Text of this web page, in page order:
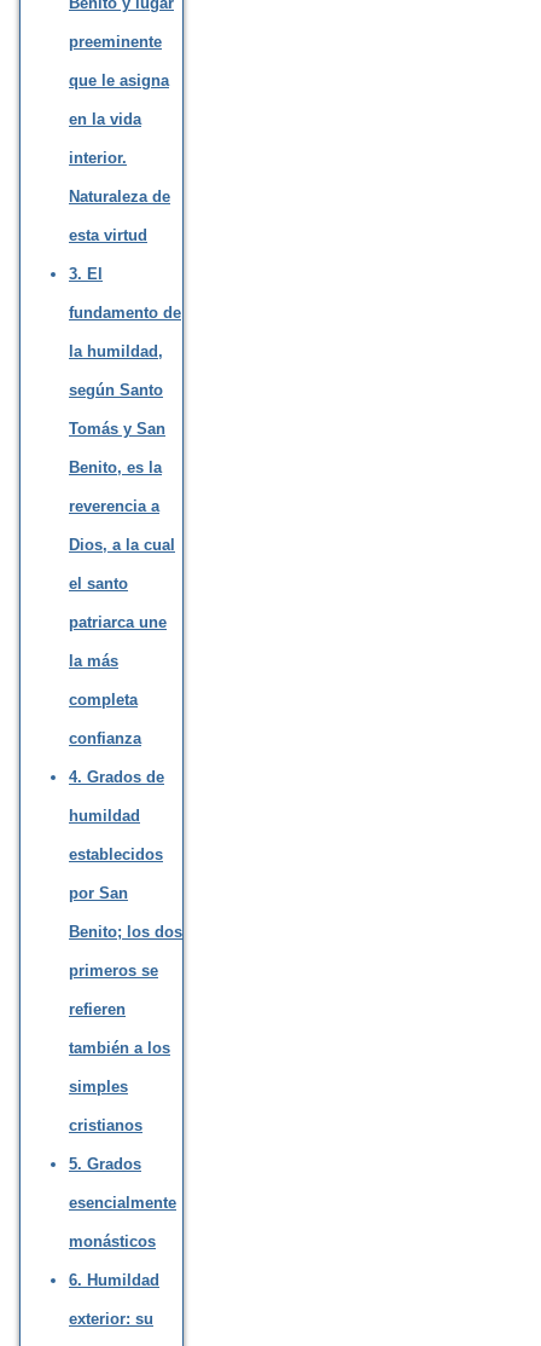
preeminente
que le asigna
en la vida
interior.
Naturaleza de
esta virtud
3. El
fundamento de
la humildad,
según Santo
Tomás y San
Benito, es la
reverencia a
Dios, a la cual
el santo
patriarca une
la más
completa
confianza
4. Grados de
humildad
establecidos
por San
Benito; los dos
primeros se
refieren
también a los
simples
cristianos
5. Grados
esencialmente
monásticos
6. Humildad
exterior: su